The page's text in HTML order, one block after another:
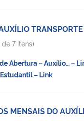
7 itens)
Abertura – Auxílio… –
– Link
MENSAIS DO